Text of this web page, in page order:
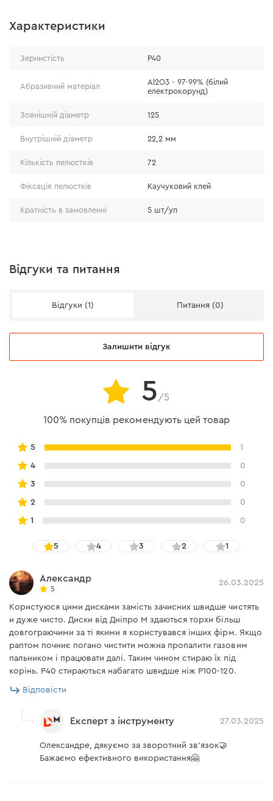
Особливості
● абразивний матеріал – білий електрокорунд (Al2O3 -
● здатний шліфувати навіть загартовану сталь;
Характеристики
Зернистість Р40
Абразивний матеріал
Al2O3 - 97-99% (білий
електрокорунд)
Зовнішній діаметр 125
Внутрішній діаметр 22,2 мм
Кількість пелюстків 72
Фіксація пелюстків Каучуковий клей
Кратність в замовленні 5 шт/уп
Відгуки та питання
Відгуки (1) Питання (0)
Залишити відгук
5 /5
100% покупців рекомендують цей товар
5 1
4 0
3 0
2 0
1 0
5 4 3 2 1
Александр
5
26.03.2025
Користуюся цими дисками замість зачисних швидше чистять
и дуже чисто. Диски від Дніпро М здаються торхи більш
довгограючими за ті якими я користувався інших фірм. Якщо
раптом почниє погано чистити можна пропалити газовим
пальником і працювати далі. Таким чином стираю їх під
корінь. Р40 стираються набагато швидше ніж Р100-120.
Відповісти
Експерт з інструменту 27.03.2025
Олександре, дякуємо за зворотний зв'язок🤝
Бажаємо ефективного використання🤗